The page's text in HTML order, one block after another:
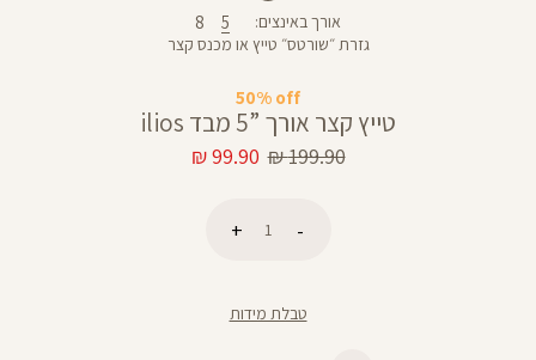
50% off
טייץ קצר אורך ”5 מבד ilios
מחיר
99.90 ₪
מחיר
199.90 ₪
אורך באינצים 5
8
גזרת ״שורטס״ טייץ או מכנס קצר
טבלת מידות